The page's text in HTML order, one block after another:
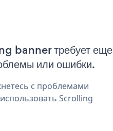
banner требует еще
или ошибки.
с проблемами
Scrolling